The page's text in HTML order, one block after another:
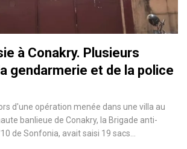
à Conakry. Plusieurs
gendarmerie et de la police
d'une opération menée dans une villa au
banlieue de Conakry, la Brigade anti-
de Sonfonia, avait saisi 19 sacs…